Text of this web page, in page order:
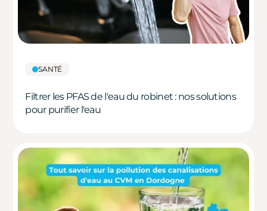
SANTÉ
Filtrer les PFAS de l'eau du robinet : nos solutions
pour purifier l'eau